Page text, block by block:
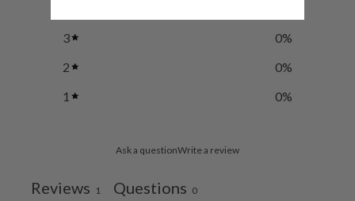
3
0%
2
0%
1
0%
Ask a questionWrite a review
Reviews 1 Questions 0